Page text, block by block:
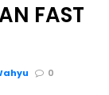
FAST
0